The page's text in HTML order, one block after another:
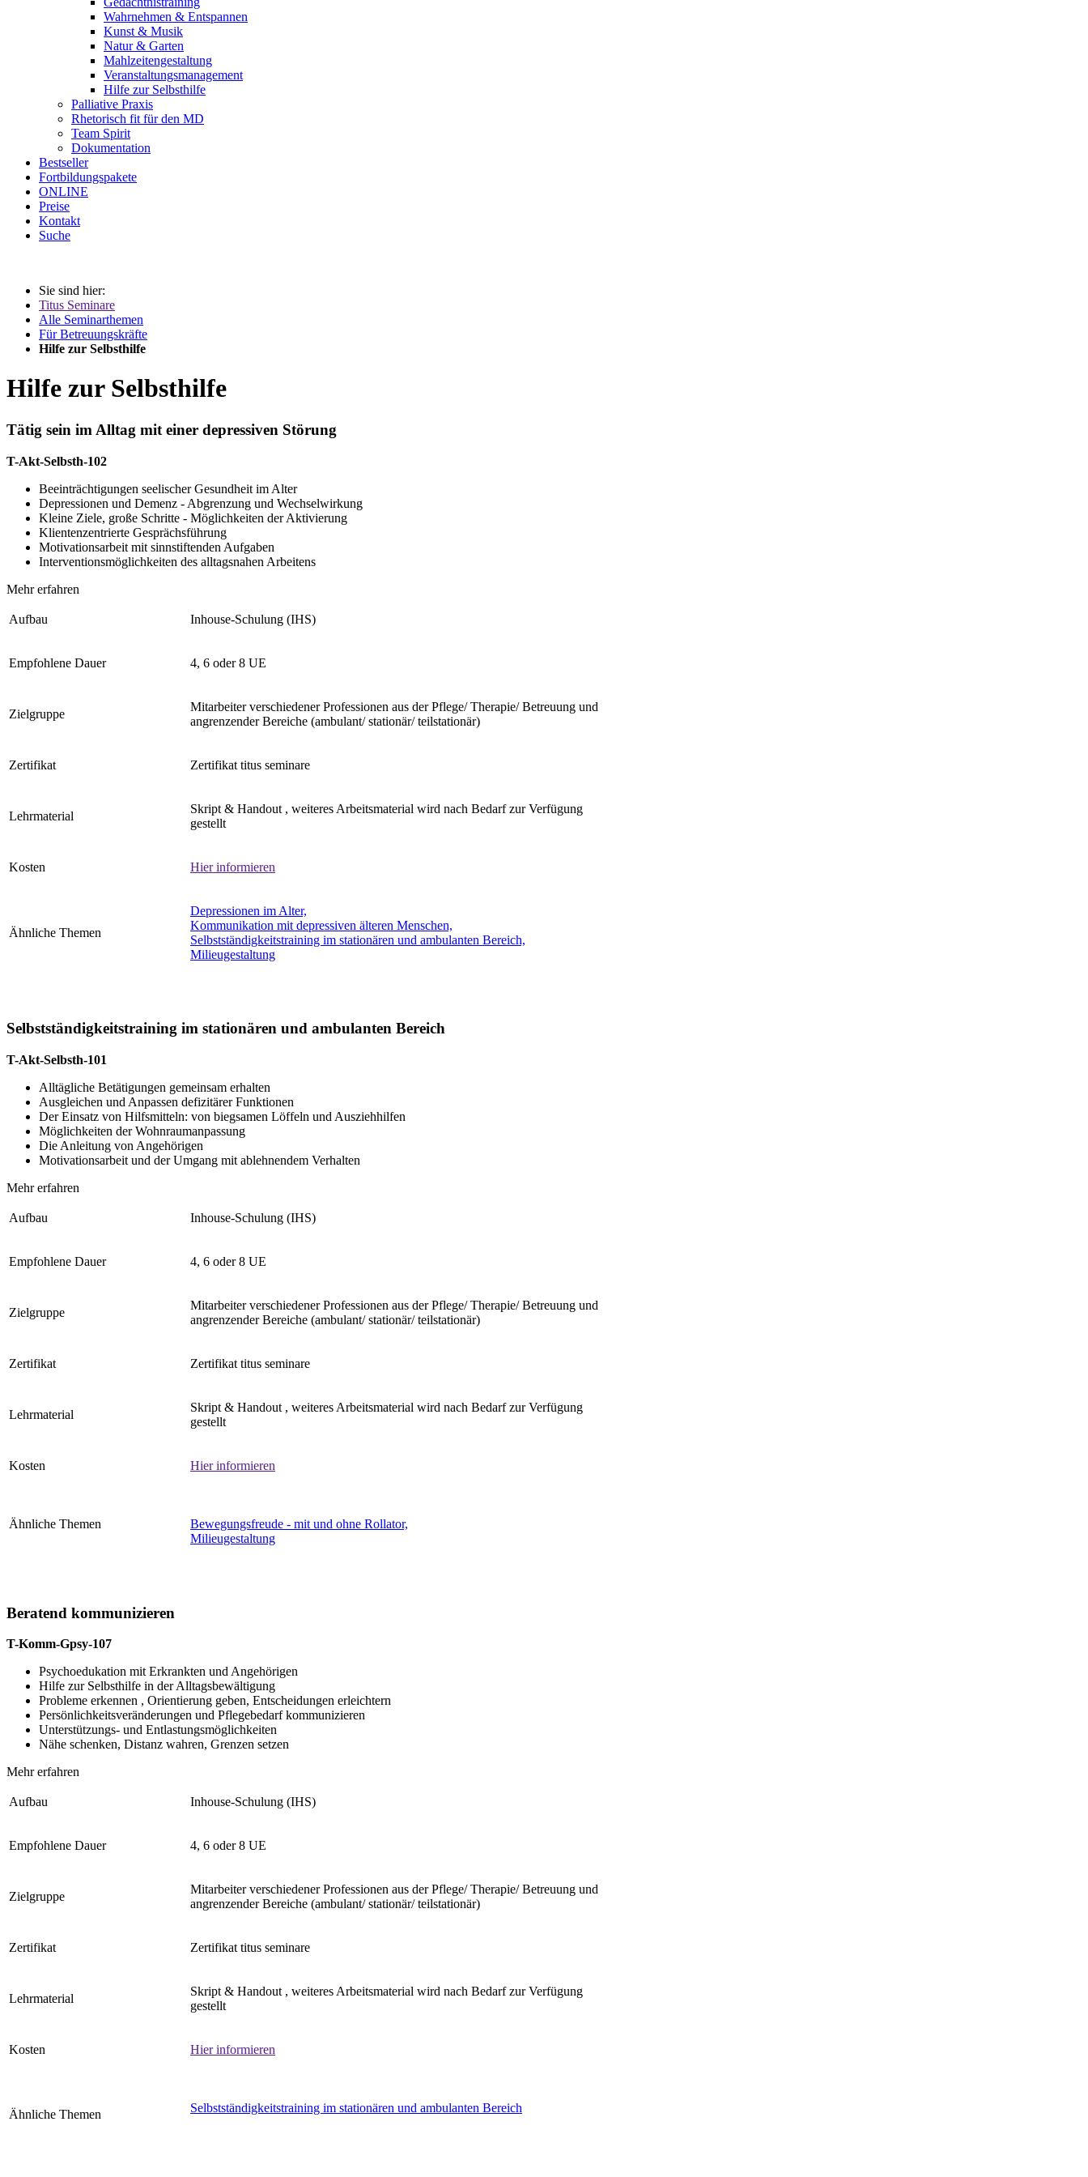
Wahrnehmen & Entspannen
Kunst & Musik
Natur & Garten
Mahlzeitengestaltung
Veranstaltungsmanagement
Hilfe zur Selbsthilfe
Palliative Praxis
Rhetorisch fit für den MD
Team Spirit
Dokumentation
Bestseller
Fortbildungspakete
ONLINE
Preise
Kontakt
Suche
Sie sind hier:
Titus Seminare
Alle Seminarthemen
Für Betreuungskräfte
Hilfe zur Selbsthilfe
Hilfe zur Selbsthilfe
Tätig sein im Alltag mit einer depressiven Störung
T-Akt-Selbsth-102
Beeinträchtigungen seelischer Gesundheit im Alter
Depressionen und Demenz - Abgrenzung und Wechselwirkung
Kleine Ziele, große Schritte - Möglichkeiten der Aktivierung
Klientenzentrierte Gesprächsführung
Motivationsarbeit mit sinnstiftenden Aufgaben
Interventionsmöglichkeiten des alltagsnahen Arbeitens
Mehr erfahren
Aufbau Inhouse-Schulung (IHS)
Empfohlene Dauer 4, 6 oder 8 UE
Zielgruppe
Mitarbeiter verschiedener Professionen aus der Pflege/ Therapie/ Betreuung und
angrenzender Bereiche (ambulant/ stationär/ teilstationär)
Zertifikat Zertifikat titus seminare
Lehrmaterial
Skript & Handout , weiteres Arbeitsmaterial wird nach Bedarf zur Verfügung
gestellt
Kosten Hier informieren
Ähnliche Themen
Depressionen im Alter,
Kommunikation mit depressiven älteren Menschen,
Selbstständigkeitstraining im stationären und ambulanten Bereich,
Milieugestaltung
Selbstständigkeitstraining im stationären und ambulanten Bereich
T-Akt-Selbsth-101
Alltägliche Betätigungen gemeinsam erhalten
Ausgleichen und Anpassen defizitärer Funktionen
Der Einsatz von Hilfsmitteln: von biegsamen Löffeln und Ausziehhilfen
Möglichkeiten der Wohnraumanpassung
Die Anleitung von Angehörigen
Motivationsarbeit und der Umgang mit ablehnendem Verhalten
Mehr erfahren
Aufbau Inhouse-Schulung (IHS)
Empfohlene Dauer 4, 6 oder 8 UE
Zielgruppe
Mitarbeiter verschiedener Professionen aus der Pflege/ Therapie/ Betreuung und
angrenzender Bereiche (ambulant/ stationär/ teilstationär)
Zertifikat Zertifikat titus seminare
Lehrmaterial
Skript & Handout , weiteres Arbeitsmaterial wird nach Bedarf zur Verfügung
gestellt
Kosten Hier informieren
Ähnliche Themen
Bewegungsfreude - mit und ohne Rollator,
Milieugestaltung
Beratend kommunizieren
T-Komm-Gpsy-107
Psychoedukation mit Erkrankten und Angehörigen
Hilfe zur Selbsthilfe in der Alltagsbewältigung
Probleme erkennen , Orientierung geben, Entscheidungen erleichtern
Persönlichkeitsveränderungen und Pflegebedarf kommunizieren
Unterstützungs- und Entlastungsmöglichkeiten
Nähe schenken, Distanz wahren, Grenzen setzen
Mehr erfahren
Aufbau Inhouse-Schulung (IHS)
Empfohlene Dauer 4, 6 oder 8 UE
Zielgruppe
Mitarbeiter verschiedener Professionen aus der Pflege/ Therapie/ Betreuung und
angrenzender Bereiche (ambulant/ stationär/ teilstationär)
Zertifikat Zertifikat titus seminare
Lehrmaterial
Skript & Handout , weiteres Arbeitsmaterial wird nach Bedarf zur Verfügung
gestellt
Kosten Hier informieren
Ähnliche Themen Selbstständigkeitstraining im stationären und ambulanten Bereich